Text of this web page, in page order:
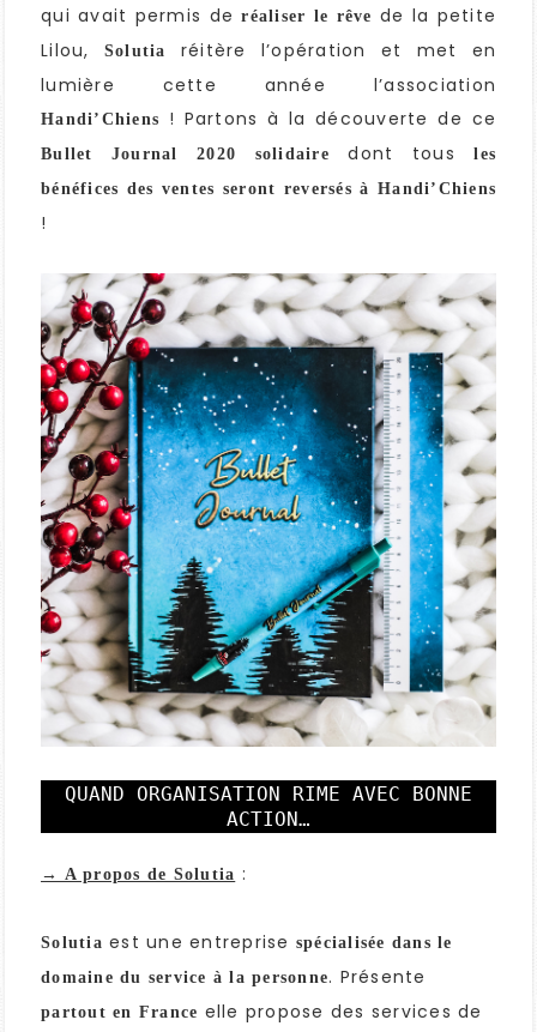
qui avait permis deréaliser le rêve de la petite
Lilou,
Solutia
réitère l’opération et met en
lumière cette année l’association
Handi’Chiens ! Partons à la découverte de ce
Bullet Journal 2020 solidaire dont tous
les
bénéfices des ventes seront reversés à Handi’Chiens
!
QUAND ORGANISATION RIME AVEC BONNE
ACTION…
→ A propos de Solutia :
Solutia est une entreprise spécialisée dans le
domaine du service à la personne. Présente
partout en France elle propose des services de